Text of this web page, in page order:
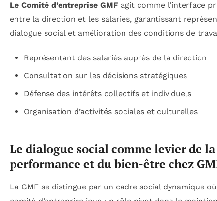
Le Comité d’entreprise GMF agit comme l’interface
entre la direction et les salariés, garantissant
dialogue social et amélioration des conditions de
Représentant des salariés auprès de la direction
Consultation sur les décisions stratégiques
Défense des intérêts collectifs et individuels
Organisation d’activités sociales et culturelles
Le dialogue social comme levier de la
performance et du bien-être chez
La GMF se distingue par un cadre social dynamique